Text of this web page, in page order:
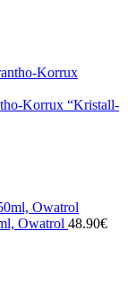
Korrux “Kristall-
Owatrol 48.90€